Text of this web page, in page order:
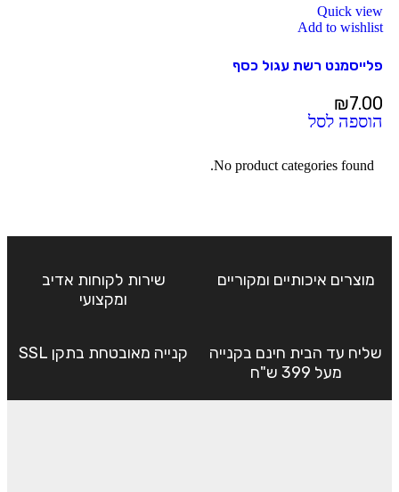
Quick view
Add to wishlist
פלייסמנט רשת עגול כסף
₪7.00
הוספה לסל
No product categories found.
מוצרים איכותיים ומקוריים
שירות לקוחות אדיב
ומקצועי
שליח עד הבית חינם בקנייה
מעל 399 ש"ח
קנייה מאובטחת בתקן SSL